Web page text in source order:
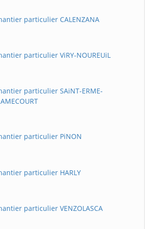
particulier CALENZANA
particulier ViRY-NOUREUiL
particulier SAiNT-ERME-
particulier PiNON
particulier HARLY
particulier VENZOLASCA